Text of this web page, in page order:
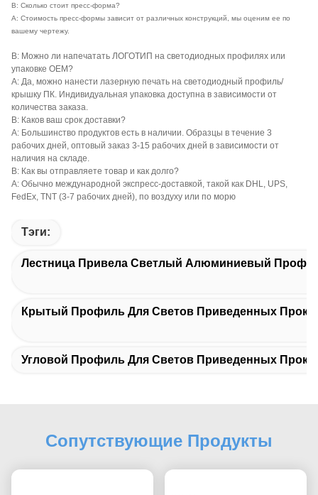
В: Сколько стоит пресс-форма?
A: Стоимость пресс-формы зависит от различных конструкций, мы оценим ее по
вашему чертежу.
В: Можно ли напечатать ЛОГОТИП на светодиодных профилях или
упаковке OEM?
A: Да, можно нанести лазерную печать на светодиодный профиль/
крышку ПК. Индивидуальная упаковка доступна в зависимости от
количества заказа.
В: Каков ваш срок доставки?
A: Большинство продуктов есть в наличии. Образцы в течение 3
рабочих дней, оптовый заказ 3-15 рабочих дней в зависимости от
наличия на складе.
В: Как вы отправляете товар и как долго?
A: Обычно международной экспресс-доставкой, такой как DHL, UPS,
FedEx, TNT (3-7 рабочих дней), по воздуху или по морю
Тэги:
Лестница Привела Светлый Алюминиевый
Крытый Профиль Для Светов Приведенных
Угловой Профиль Для Светов Приведенных
Сопутствующие Продукты